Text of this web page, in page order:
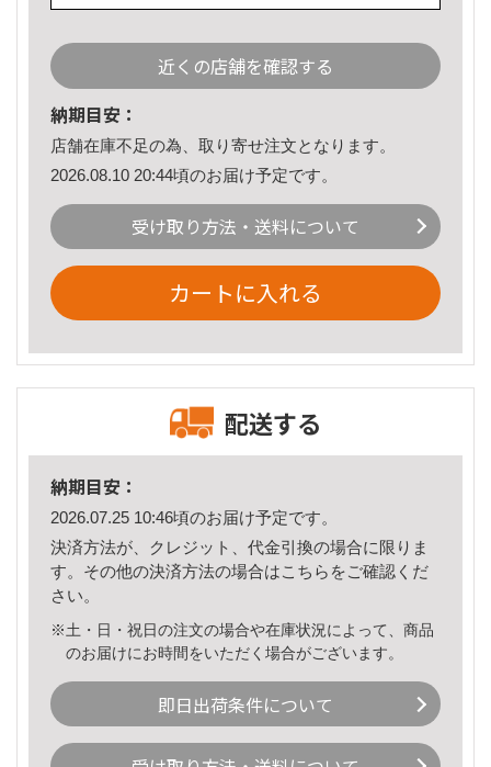
近くの店舗を確認する
納期目安：
店舗在庫不足の為、取り寄せ注文となります。
2026.08.10 20:44頃のお届け予定です。
受け取り方法・送料について
カートに入れる
配送する
納期目安：
2026.07.25 10:46頃のお届け予定です。
決済方法が、クレジット、代金引換の場合に限りま
す。その他の決済方法の場合はこちら をご確認くだ
さい。
※土・日・祝日の注文の場合や在庫状況によって、商品
のお届けにお時間をいただく場合がございます。
即日出荷条件について